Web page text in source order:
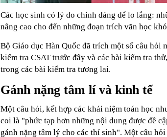
Các học sinh có lý do chính đáng để lo lắng:
nâng cao cho đến những đoạn trích văn học
Bộ Giáo dục Hàn Quốc đã trích một số câu hỏi
kiểm tra CSAT trước đây và các bài kiểm tra
trong các bài kiểm tra tương lai.
Gánh nặng tâm lí và kinh tế
Một câu hỏi, kết hợp các khái niệm toán học
coi là "phức tạp hơn những nội dung được đề
gánh nặng tâm lý cho các thí sinh". Một câu